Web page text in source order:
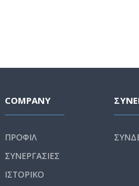
COMPANY
ΠΡΟΦΙΛ
ΣΥΝΕΡΓΑΣΙΕΣ
ΙΣΤΟΡΙΚΟ